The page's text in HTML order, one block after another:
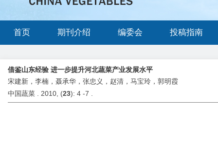
首页 期刊介绍 编委会 投稿指南
借鉴山东经验 进一步提升河北蔬菜产业发展水平
宋建新，李楠，聂承华，张忠义，赵清，马宝玲，郭明霞
中国蔬菜 . 2010, (23): 4 -7 .